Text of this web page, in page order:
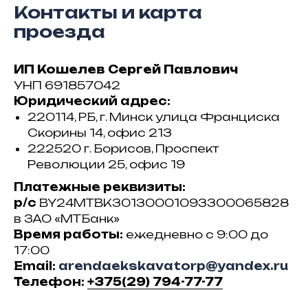
Контакты и карта
проезда
ИП Кошелев Сергей Павлович
УНП 691857042
Юридический адрес:
220114, РБ, г. Минск улица Франциска
Скорины 14, офис 213
222520 г. Борисов, Проспект
Революции 25, офис 19
Платежные реквизиты:
р/с BY24MTBK30130001093300065828
в ЗАО «МТБанк»
Время работы: ежедневно с 9:00 до
17:00
Email: arendaekskavatorp@yandex.ru
Телефон: +375(29) 794-77-77